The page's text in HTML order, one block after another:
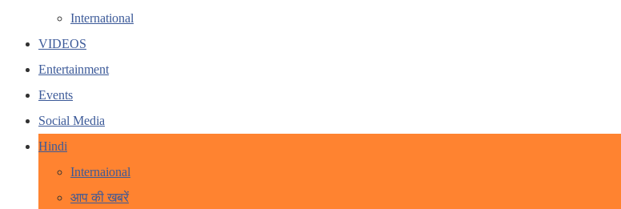
International
VIDEOS
Entertainment
Events
Social Media
Hindi
Internaional
आप की खबरें